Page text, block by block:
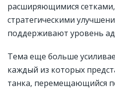
расширяющимися
стратегическими
поддерживают уровень
Тема еще больше
каждый из которых
танка, перемещающийся